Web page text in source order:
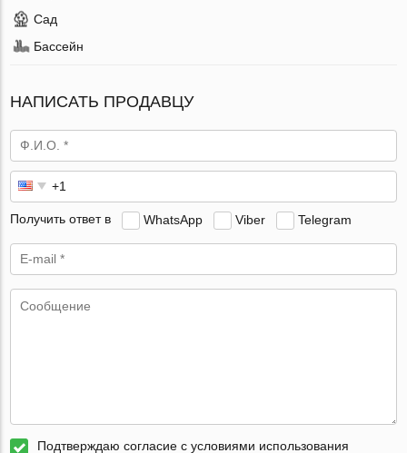
Сад
Бассейн
НАПИСАТЬ ПРОДАВЦУ
Получить ответ в WhatsApp Viber Telegram
Подтверждаю согласие с условиями использования